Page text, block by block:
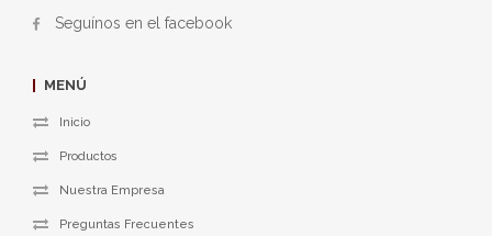
Seguínos en el facebook
MENÚ
Inicio
Productos
Nuestra Empresa
Preguntas Frecuentes